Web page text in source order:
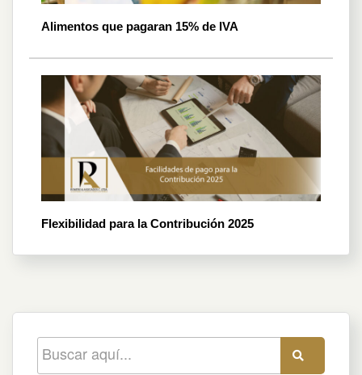
Alimentos que pagaran 15% de IVA
Flexibilidad para la Contribución 2025